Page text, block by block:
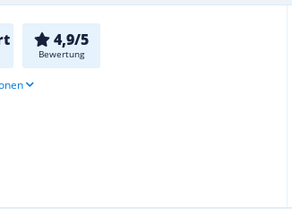
4,9/5
Bewertung